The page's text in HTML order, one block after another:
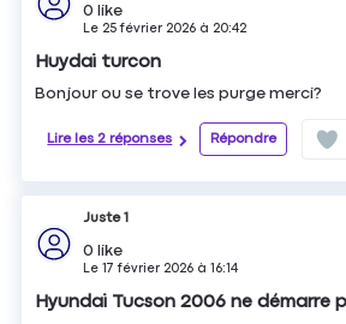
0 like
Le 25 février 2026 à 20:42
Huydai turcon
Bonjour ou se trove les purge merci?
Lire les 2 réponses Répondre
Juste 1
0 like
Le17 février 2026 à16:14
Hyundai Tucson 2006 ne démarre